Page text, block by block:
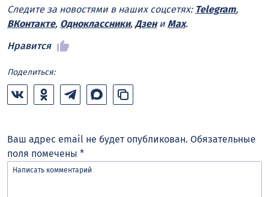
Следите за новостями в наших соцсетях: Telegram,
ВКонтакте, Одноклассники, Дзени Max.
Нравится
Поделиться:
Ваш адрес email не будет опубликован. Обязательные
поля помечены *